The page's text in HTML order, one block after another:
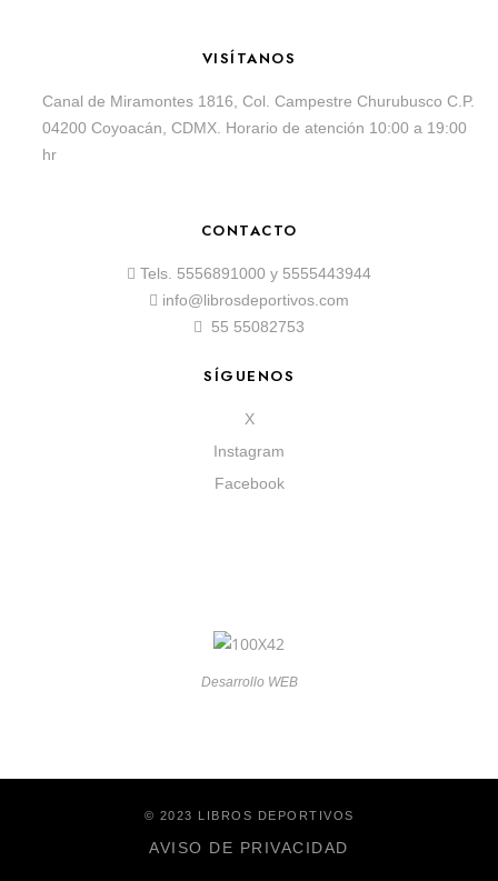
VISÍTANOS
Canal de Miramontes 1816, Col. Campestre Churubusco C.P.
04200 Coyoacán, CDMX. Horario de atención 10:00 a 19:00
hr
CONTACTO
Tels. 5556891000 y 5555443944
info@librosdeportivos.com
55 55082753
SÍGUENOS
X
Instagram
Facebook
Desarrollo WEB
© 2023 LIBROS DEPORTIVOS
AVISO DE PRIVACIDAD